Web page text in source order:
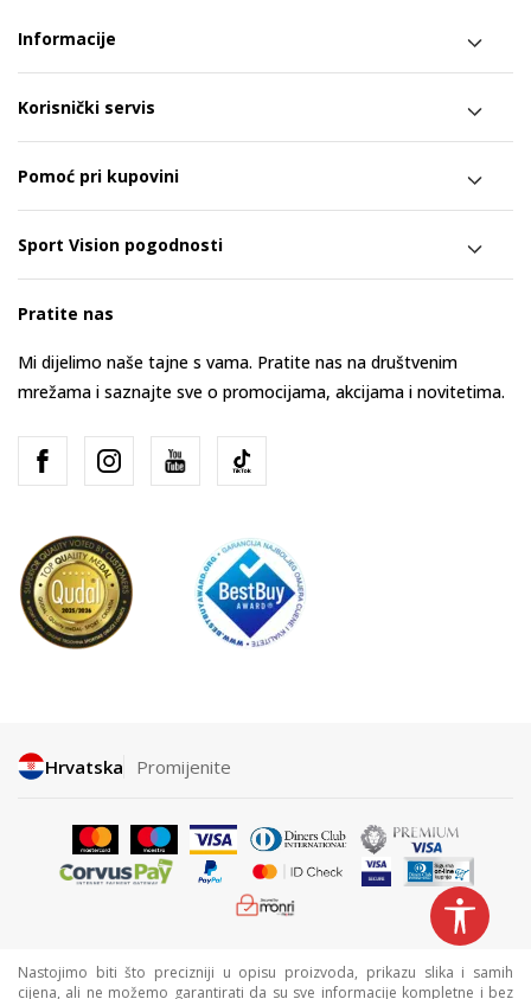
Informacije
Korisnički servis
Pomoć pri kupovini
Sport Vision pogodnosti
Pratite nas
Mi dijelimo naše tajne s vama. Pratite nas na društvenim
mrežama i saznajte sve o promocijama, akcijama i novitetima.
Hrvatska Promijenite
Nastojimo biti što precizniji u opisu proizvoda, prikazu slika i samih
cijena, ali ne možemo garantirati da su sve informacije kompletne i bez